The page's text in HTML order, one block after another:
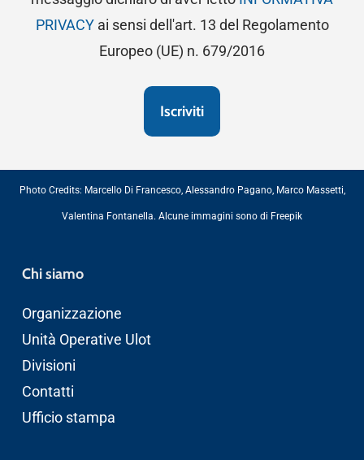
PRIVACYai sensi dell'art. 13 del Regolamento
Europeo (UE) n. 679/2016
Photo Credits: Marcello Di Francesco, Alessandro Pagano, Marco Massetti,
Valentina Fontanella. Alcune immagini sono di Freepik
Chi siamo
Organizzazione
Unità Operative Ulot
Divisioni
Contatti
Ufficio stampa